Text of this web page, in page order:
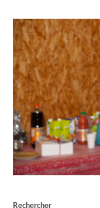
Rechercher